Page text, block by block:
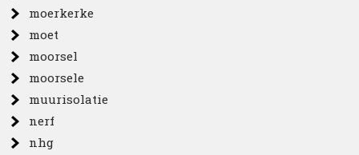
moerkerke
moet
moorsel
moorsele
muurisolatie
nerf
nhg